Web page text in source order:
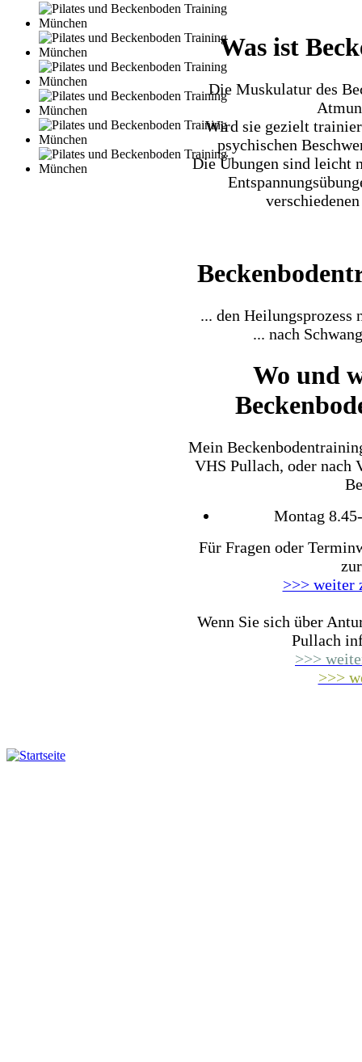
Was ist
Die Muskulatur des
Wird sie gezielt
psychischen
Die Übungen sind leicht
... den Heilungsprozess
... nach
Wo und
Mein
VHS Pullach, oder nach
Montag
Für Fragen oder
>>> weiter
Wenn Sie sich über
Pullach
>>>
>>>